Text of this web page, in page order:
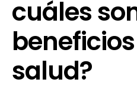
cuáles
salud?